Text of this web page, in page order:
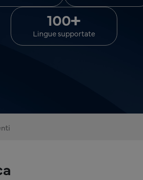
100+
Lingue supportate